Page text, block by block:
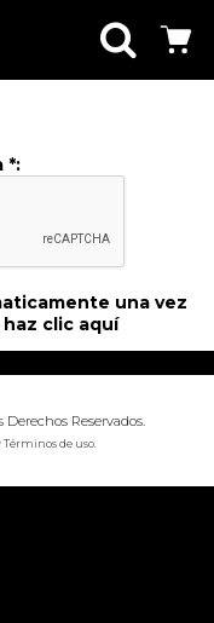
*:
una vez
haz clic aquí
Reservados.
Términos de uso.